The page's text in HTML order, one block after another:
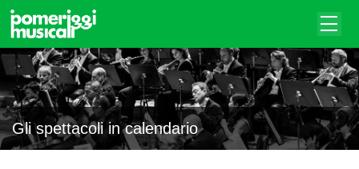
Gli spettacoli in calendario